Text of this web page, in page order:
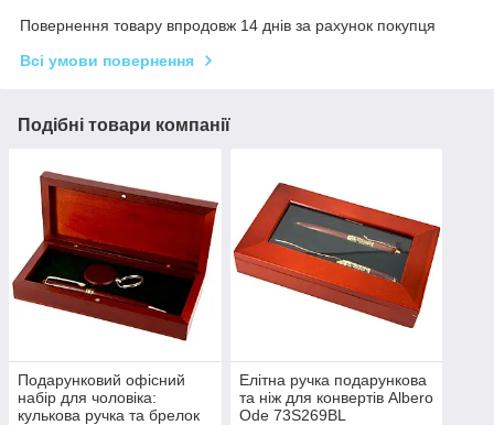
Повернення товару впродовж 14 днів за рахунок покупця
Всі умови повернення
Подібні товари компанії
Подарунковий офісний
набір для чоловіка:
кулькова ручка та брелок
Елітна ручка подарункова
та ніж для конвертів Albero
Ode 73S269BL